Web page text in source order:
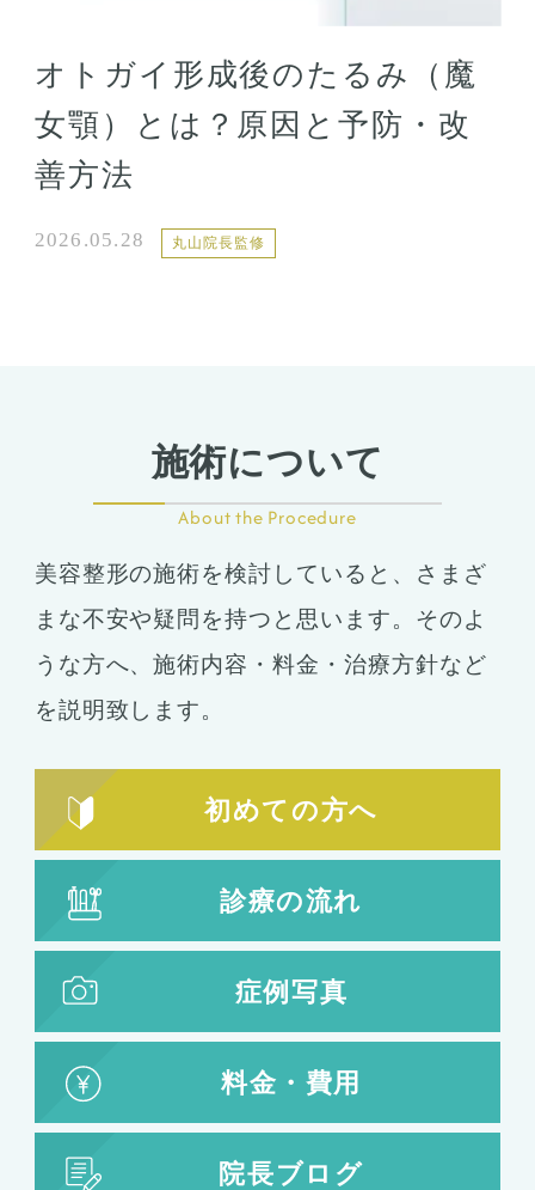
オトガイ形成後のたるみ（魔
女顎）とは？原因と予防・改
善方法
2026.05.28 丸山院長監修
施術について
About the Procedure
美容整形の施術を検討していると、さまざ
まな不安や疑問を持つと思います。そのよ
うな方へ、施術内容・料金・治療方針など
を説明致します。
初めての方へ
診療の流れ
症例写真
料金・費用
院長ブログ